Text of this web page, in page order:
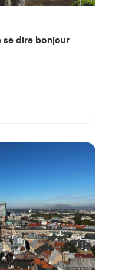
se dire bonjour